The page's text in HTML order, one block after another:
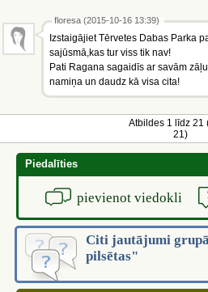
floresa (2015-10-16 13:39)
Izstaigājiet Tērvetes Dabas Parka
sajūsmā,kas tur viss tik nav!
Pati Ragana sagaidīs ar savām
namiņa un daudz kā visa cita!
Atbildes 1 līdz 21
21)
Piedalīties
pievienot viedokli
Citi jautājumi
pilsētas"